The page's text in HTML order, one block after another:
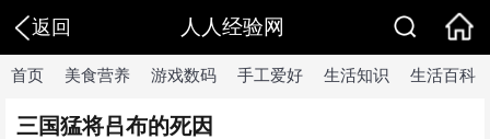
返回 人人经验网
首页 美食营养 游戏数码 手工爱好 生活知识 生活百科
三国猛将吕布的死因